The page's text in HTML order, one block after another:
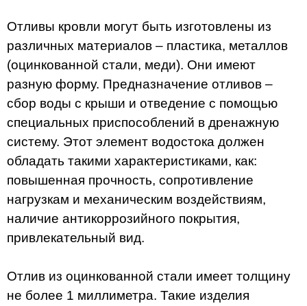
Отливы кровли могут быть изготовлены из
различных материалов – пластика, металлов
(оцинкованной стали, меди). Они имеют
разную форму. Предназначение отливов –
сбор воды с крыши и отведение с помощью
специальных приспособлений в дренажную
систему. Этот элемент водостока должен
обладать такими характеристиками, как:
повышенная прочность, сопротивление
нагрузкам и механическим воздействиям,
наличие антикоррозийного покрытия,
привлекательный вид.
Отлив из оцинкованной стали имеет толщину
не более 1 миллиметра. Такие изделия